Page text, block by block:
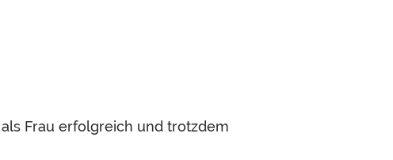
Frau erfolgreich und trotzdem